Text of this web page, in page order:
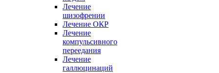
Лечение
шизофрении
Лечение ОКР
Лечение
компульсивного
переедания
Лечение
галлюцинаций